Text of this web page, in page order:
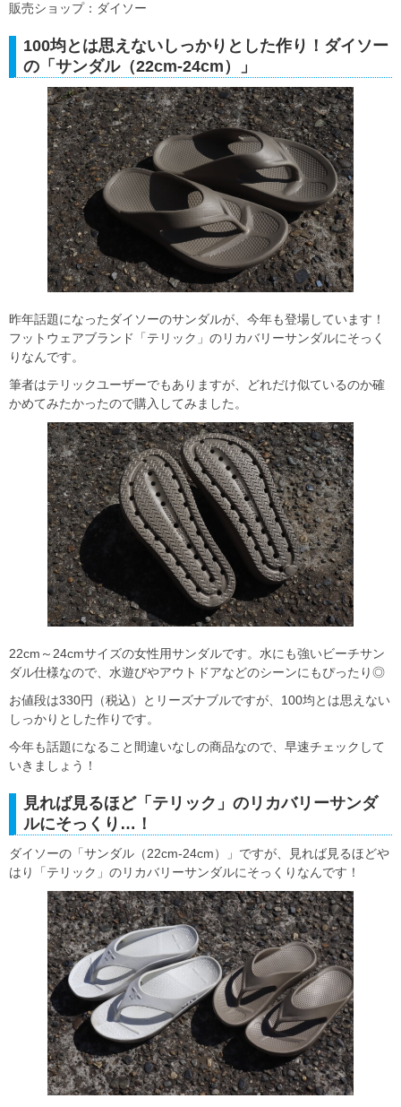
販売ショップ：ダイソー
100均とは思えないしっかりとした作り！ダイソー
の「サンダル（22cm-24cm）」
昨年話題になったダイソーのサンダルが、今年も登場しています！
フットウェアブランド「テリック」のリカバリーサンダルにそっく
りなんです。
筆者はテリックユーザーでもありますが、どれだけ似ているのか確
かめてみたかったので購入してみました。
22cm～24cmサイズの女性用サンダルです。水にも強いビーチサン
ダル仕様なので、水遊びやアウトドアなどのシーンにもぴったり◎
お値段は330円（税込）とリーズナブルですが、100均とは思えない
しっかりとした作りです。
今年も話題になること間違いなしの商品なので、早速チェックして
いきましょう！
見れば見るほど「テリック」のリカバリーサンダ
ルにそっくり…！
ダイソーの「サンダル（22cm-24cm）」ですが、見れば見るほどや
はり「テリック」のリカバリーサンダルにそっくりなんです！